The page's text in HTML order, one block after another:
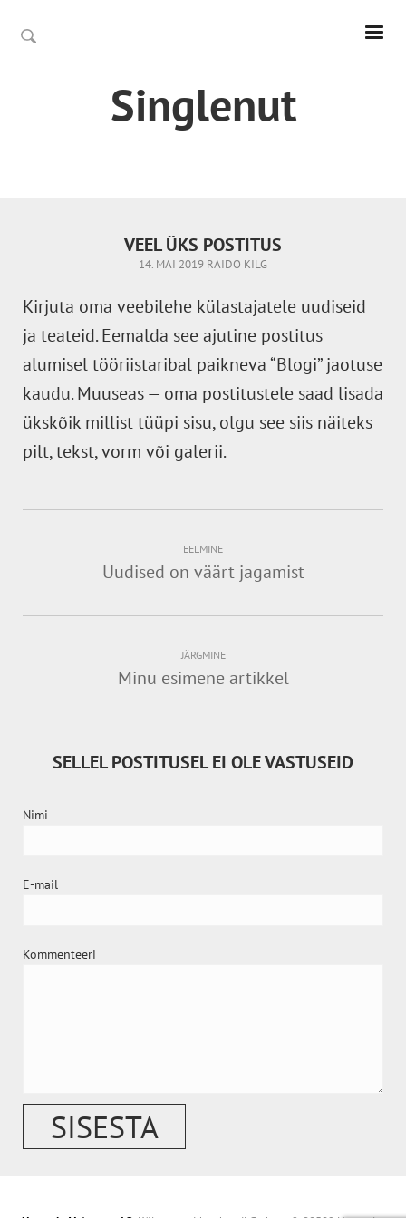
Singlenut
VEEL ÜKS POSTITUS
14. MAI 2019 RAIDO KILG
Kirjuta oma veebilehe külastajatele uudiseid
ja teateid. Eemalda see ajutine postitus
alumisel tööriistaribal paikneva “Blogi” jaotuse
kaudu. Muuseas — oma postitustele saad lisada
ükskõik millist tüüpi sisu, olgu see siis näiteks
pilt, tekst, vorm või galerii.
EELMINE
Uudised on väärt jagamist
JÄRGMINE
Minu esimene artikkel
SELLEL POSTITUSEL EI OLE VASTUSEID
Nimi
E-mail
Kommenteeri